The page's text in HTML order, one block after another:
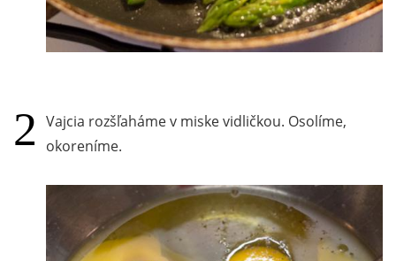
Vajcia rozšľaháme v miske vidličkou. Osolíme,
okoreníme.